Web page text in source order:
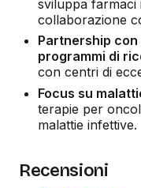
sviluppa farmaci
collaborazione
Partnership
programmi di
con centri di
Focus su
terapie per
malattie infettive.
Recensioni